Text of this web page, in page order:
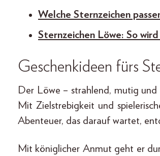
Welche Sternzeichen
Sternzeichen Löwe: So
Geschenkideen fürs
Der Löwe – strahlend, mutig
Mit Zielstrebigkeit und
Abenteuer, das darauf wartet,
Mit königlicher Anmut geht er